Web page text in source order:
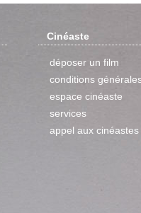
Cinéaste
déposer un film
conditions
espace cinéaste
services
appel aux cinéastes